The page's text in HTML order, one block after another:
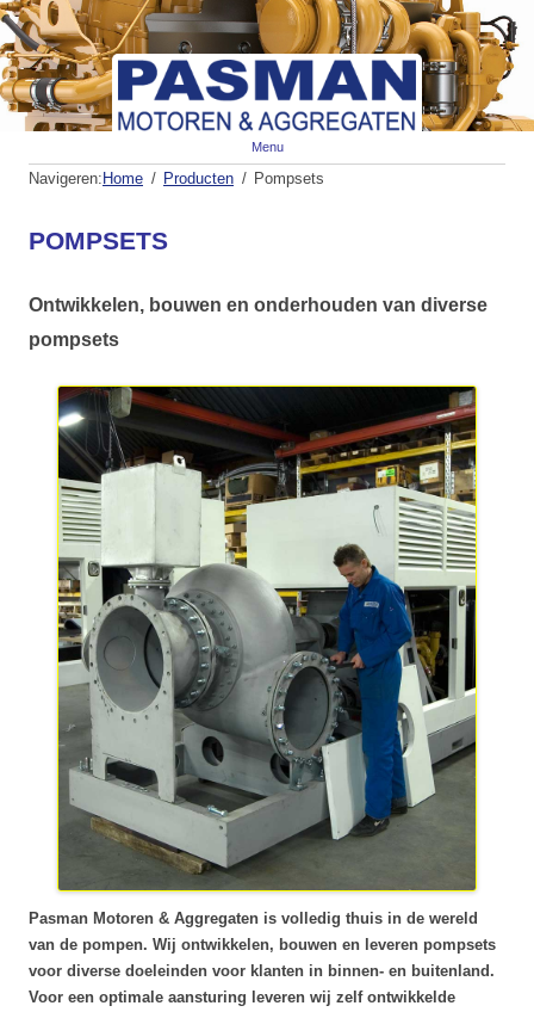
Menu
Navigeren: Home Producten Pompsets
POMPSETS
Ontwikkelen, bouwen en onderhouden van diverse
pompsets
Pasman Motoren & Aggregaten is volledig thuis in de wereld
van de pompen. Wij ontwikkelen, bouwen en leveren pompsets
voor diverse doeleinden voor klanten in binnen- en buitenland.
Voor een optimale aansturing leveren wij zelf ontwikkelde